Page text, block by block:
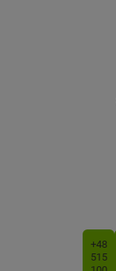
+48
515